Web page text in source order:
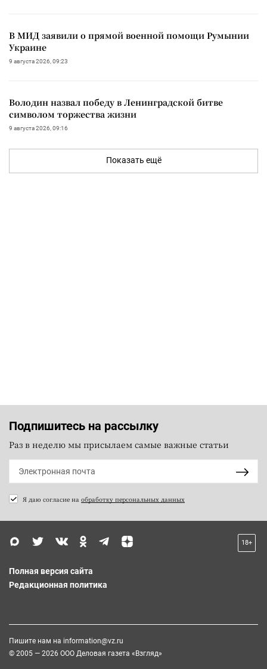
В МИД заявили о прямой военной помощи Румынии
Украине
9 августа 2026, 09:23
Володин назвал победу в Ленинградской битве
символом торжества жизни
9 августа 2026, 09:16
Показать ещё
Подпишитесь на рассылку
Раз в неделю мы присылаем самые важные статьи
Я даю согласие на обработку персональных данных
18+
Полная версия сайта
Редакционная политика
Пишите нам на information@vz.ru
© 2005 — 2026 ООО Деловая газета «Взгляд»